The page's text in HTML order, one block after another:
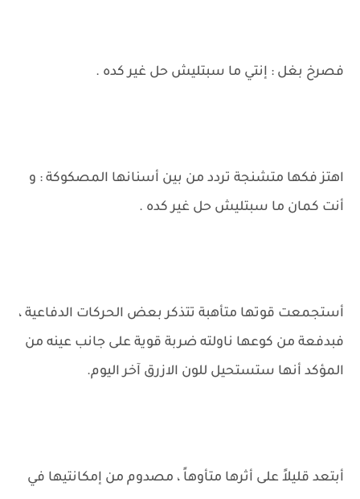
فصرخ بغل : إنتي ما سبتليش حل غير كده .
اهتز فكها متشنجة تردد من بين أسنانها المصكوكة : و
أنت كمان ما سبتليش حل غير كده .
أستجمعت قوتها متأهبة تتذكر بعض الحركات الدفاعية ،
فبدفعة من كوعها ناولته ضربة قوية على جانب عينه من
المؤكد أنها ستستحيل للون الازرق آخر اليوم.
أبتعد قليلاً على أثرها متأوهاً ، مصدوم من إمكانتيها في